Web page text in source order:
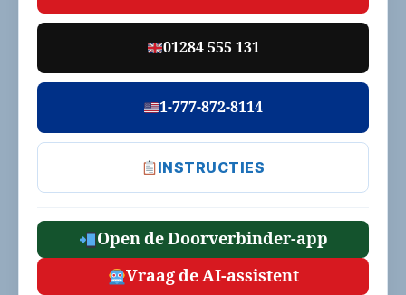
01284 555 131
1-777-872-8114
INSTRUCTIES
Open de Doorverbinder-app
Vraag de AI-assistent